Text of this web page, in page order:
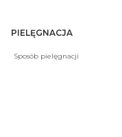
PIELĘGNACJA
Sposób pielęgnacji